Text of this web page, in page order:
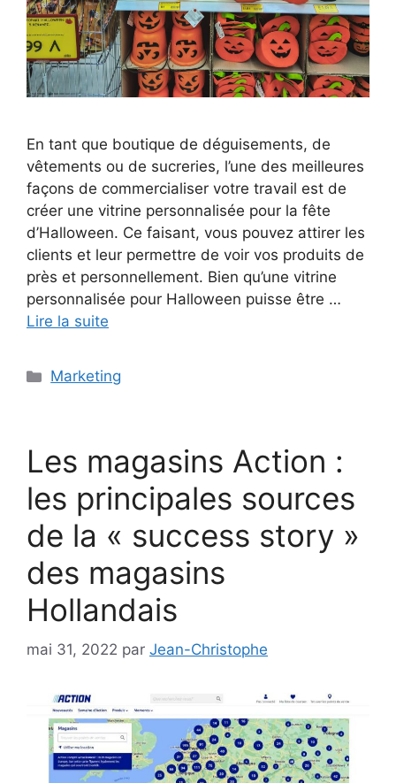
En tant que boutique de déguisements, de
vêtements ou de sucreries, l’une des meilleures
façons de commercialiser votre travail est de
créer une vitrine personnalisée pour la fête
d’Halloween. Ce faisant, vous pouvez attirer les
clients et leur permettre de voir vos produits de
près et personnellement. Bien qu’une vitrine
personnalisée pour Halloween puisse être …
Lire la suite
Catégories
Marketing
Les magasins Action :
les principales sources
de la « success story »
des magasins
Hollandais
mai 31, 2022 par Jean-Christophe